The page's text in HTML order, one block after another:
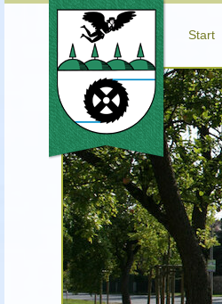
Start